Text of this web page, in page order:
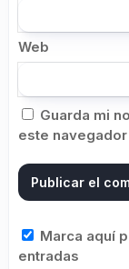
Web
Guarda mi
este
Marca aquí
entradas